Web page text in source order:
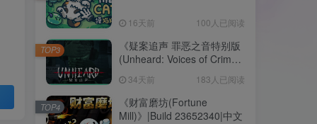
16天前 100人已阅读
《疑案追声 罪恶之音特别版
(Unheard: Voices of Crime
11111643+全DLC|中文
34天前 183人已阅读
TOP3
《财富磨坊(Fortune
Mill)》|Build 23652340|中文
TOP4